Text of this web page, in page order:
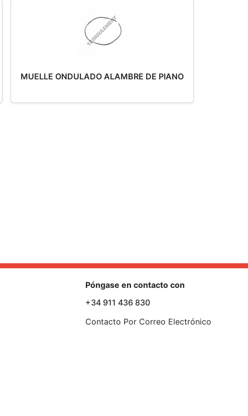
MUELLE ONDULADO ALAMBRE DE PIANO
Póngase en contacto con
+34 911 436 830
Contacto Por Correo Electrónico